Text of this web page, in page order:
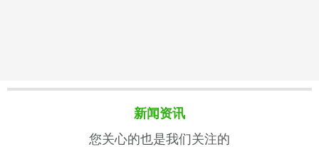
新闻资讯
您关心的也是我们关注的